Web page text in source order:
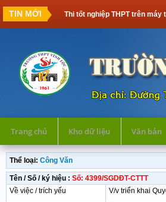
TIN MỚI Thi tốt nghiệp THPT trên máy
Trang chủ Kho dữ liệu Văn bản
Thể loại: Công Văn
Tên / Số / ký hiệu : Số: 4399/SGDĐT-CTTT
Về việc / trích yếu
V/v triển khai